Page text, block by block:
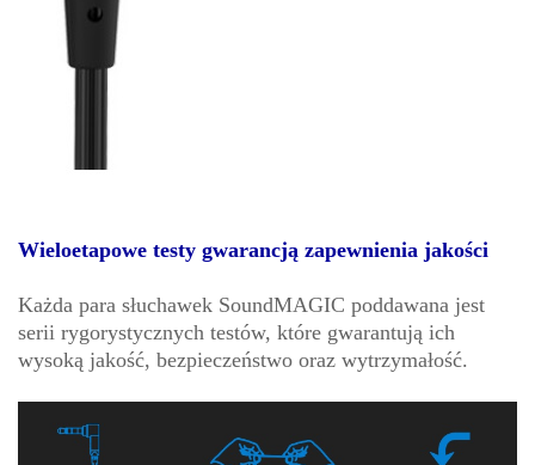
Wieloetapowe testy gwarancją zapewnienia jakości
Każda para słuchawek SoundMAGIC poddawana jest
serii rygorystycznych testów, które gwarantują ich
wysoką jakość, bezpieczeństwo oraz wytrzymałość.